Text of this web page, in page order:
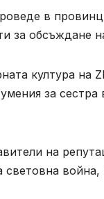
в
за обсъждане
култура на
за
на